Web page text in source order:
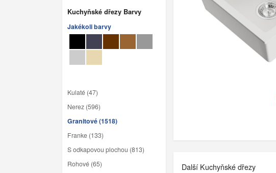
Kuchyňské dřezy Barvy
Jakékoli barvy
Kulaté (47)
Nerez (596)
Granitové (1518)
Franke (133)
S odkapovou plochou (813)
Rohové (65)
Další Kuchyňské dřezy